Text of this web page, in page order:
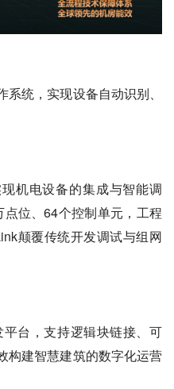
统，实现设备自动识别、
机电设备的集成与智能调
位、64个控制单元，工程
颠覆传统开发调试与组网
台，支持逻辑块链接、可
构建智慧建筑的数字化运营